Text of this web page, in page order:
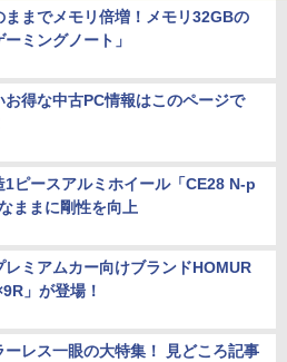
ままでメモリ倍増！メモリ32GBの
ーミングノート」
お得な中古PC情報はこのページで
1ピースアルミホイール「CE28 N-p
ままに剛性を向上
レミアムカー向けブランドHOMUR
」が登場！
ーレス一眼の大特集！ 見どころ記事